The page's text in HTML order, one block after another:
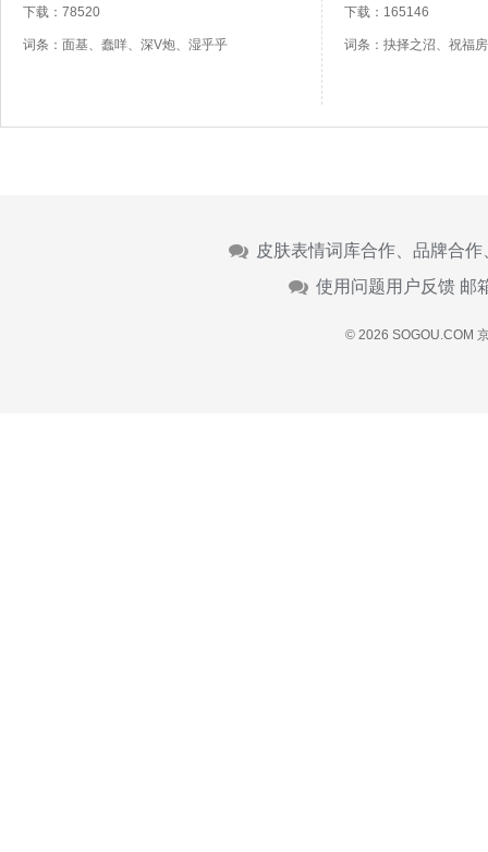
下载：78520
词条：面基、蠢咩、深V炮、湿乎乎
下载：165146
词条：抉择之沼、祝福
皮肤表情词库合作、品牌合
使用问题用户反馈 邮
© 2026 SOGOU.COM